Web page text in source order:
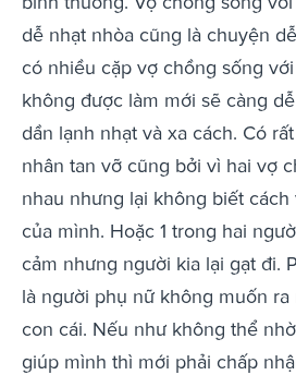
dễ nhạt nhòa cũng là chuyện
có nhiều cặp vợ chồng sống
không được làm mới sẽ càng
dần lạnh nhạt và xa cách. Có
nhân tan vỡ cũng bởi vì hai vợ
nhau nhưng lại không biết
của mình. Hoặc 1 trong hai
cảm nhưng người kia lại gạt đi.
là người phụ nữ không muốn
con cái. Nếu như không thể
giúp mình thì mới phải chấp